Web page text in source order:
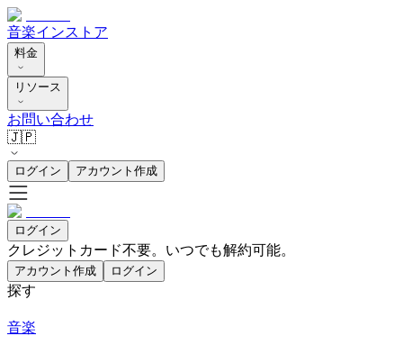
音楽インストア
料金
リソース
お問い合わせ
🇯🇵
ログイン アカウント作成
ログイン
クレジットカード不要。いつでも解約可能。
アカウント作成 ログイン
探す
音楽